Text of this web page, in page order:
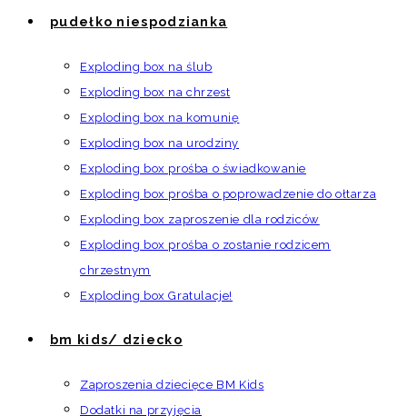
pudełko niespodzianka
Exploding box na ślub
Exploding box na chrzest
Exploding box na komunię
Exploding box na urodziny
Exploding box prośba o świadkowanie
Exploding box prośba o poprowadzenie do ołtarza
Exploding box zaproszenie dla rodziców
Exploding box prośba o zostanie rodzicem
chrzestnym
Exploding box Gratulacje!
bm kids/ dziecko
Zaproszenia dziecięce BM Kids
Dodatki na przyjęcia